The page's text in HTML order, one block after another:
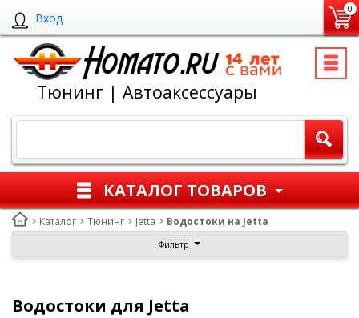
Вход
0
Тюнинг | Автоаксессуары
КАТАЛОГ ТОВАРОВ
Каталог Тюнинг Jetta Водостоки на Jetta
Фильтр
Водостоки для Jetta